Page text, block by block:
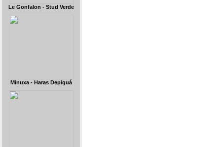
Le Gonfalon - Stud Verde
Minuxa - Haras Depiguá